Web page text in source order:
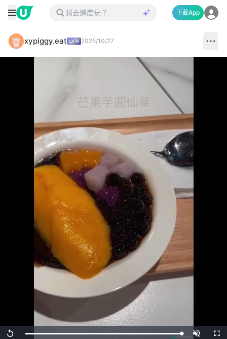
下載App
xypiggy.eat 2025/10/27
Replay Loaded:
Unmute